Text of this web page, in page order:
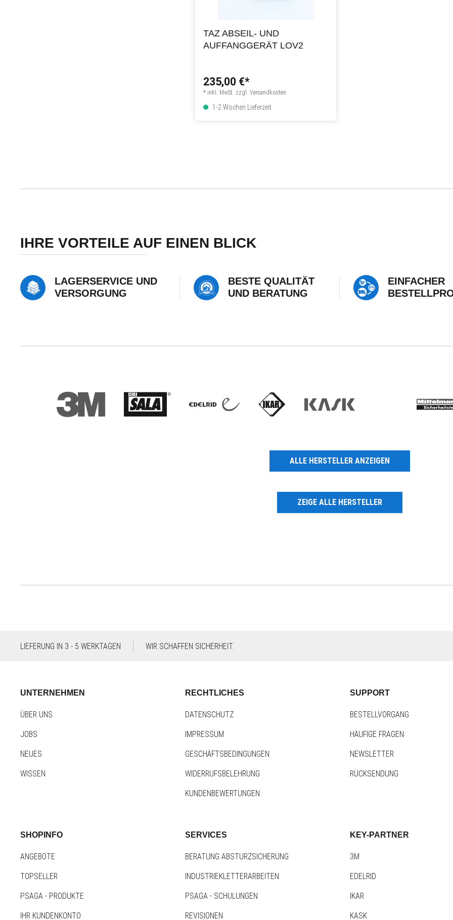
TAZ ABSEIL- UND
AUFFANGGERÄT LOV2
235,00 €*
* inkl. MwSt. zzgl. Versandkosten
1-2 Wochen Lieferzeit
IHRE VORTEILE AUF EINEN BLICK
LAGERSERVICE UND
VERSORGUNG
BESTE QUALITÄT
UND BERATUNG
EINFACHER
ALLE HERSTELLER ANZEIGEN
ZEIGE ALLE HERSTELLER
LIEFERUNG IN 3 - 5 WERKTAGEN WIR SCHAFFEN SICHERHEIT.
UNTERNEHMEN
ÜBER UNS
JOBS
NEUES
WISSEN
RECHTLICHES
DATENSCHUTZ
IMPRESSUM
GESCHÄFTSBEDINGUNGEN
WIDERRUFSBELEHRUNG
KUNDENBEWERTUNGEN
SUPPORT
BESTELLVORGANG
HÄUFIGE FRAGEN
NEWSLETTER
RÜCKSENDUNG
SHOPINFO
ANGEBOTE
TOPSELLER
PSAGA - PRODUKTE
IHR KUNDENKONTO
SERVICES
BERATUNG ABSTURZSICHERUNG
INDUSTRIEKLETTERARBEITEN
PSAGA - SCHULUNGEN
REVISIONEN
KEY-PARTNER
3M
EDELRID
IKAR
KASK